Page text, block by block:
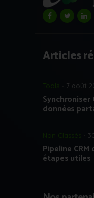
Articles
Tools 7 août
Synchroniser
données
Non Classés
Pipeline
étapes utiles